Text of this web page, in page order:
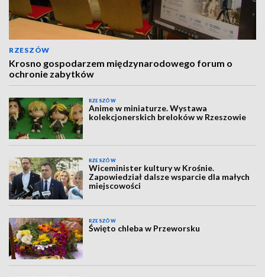
RZESZÓW
Krosno gospodarzem międzynarodowego forum o
ochronie zabytków
RZESZÓW
Anime w miniaturze. Wystawa
kolekcjonerskich breloków w Rzeszowie
RZESZÓW
Wiceminister kultury w Krośnie.
Zapowiedział dalsze wsparcie dla małych
miejscowości
RZESZÓW
Święto chleba w Przeworsku